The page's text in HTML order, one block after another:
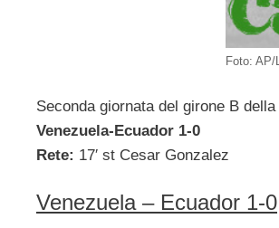
Foto: AP/
Seconda giornata del girone B
Venezuela-Ecuador 1-0
Rete: 17′ st Cesar Gonzalez
Venezuela – Ecuador 1-0